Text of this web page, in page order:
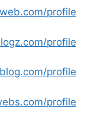
profile
profile
profile
profile